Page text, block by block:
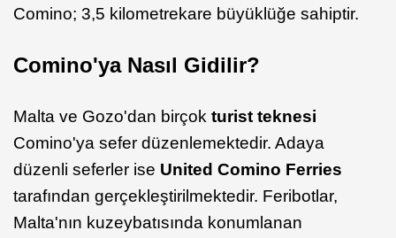
Comino; 3,5 kilometrekare büyüklüğe sahiptir.
Comino'ya Nasıl Gidilir?
Malta ve Gozo'dan birçok turist teknesi
Comino'ya sefer düzenlemektedir. Adaya
düzenli seferler ise United Comino Ferries
tarafından gerçekleştirilmektedir. Feribotlar,
Malta'nın kuzeybatısında konumlanan